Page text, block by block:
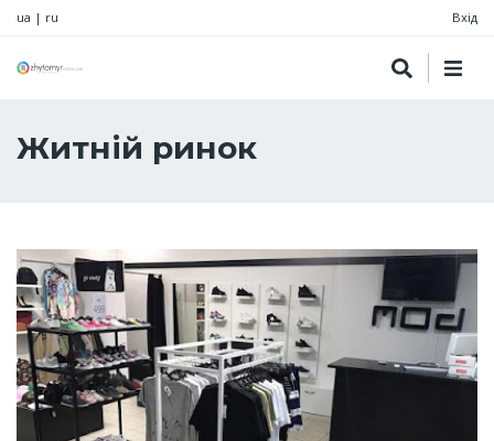
ua | ru Вхід
Житній ринок